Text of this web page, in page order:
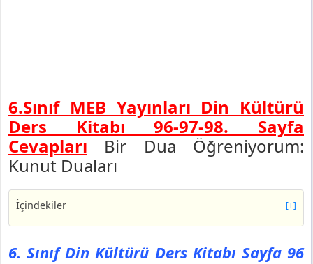
6.Sınıf MEB Yayınları Din Kültürü
Ders Kitabı 96-97-98. Sayfa
Cevapları Bir Dua Öğreniyorum:
Kunut Duaları
İçindekiler [+]
6. Sınıf Din Kültürü Ders Kitabı Sayfa 96 Cevapları MEB
Yayınları
6. Sınıf Din Kültürü Ders Kitabı Sayfa 96